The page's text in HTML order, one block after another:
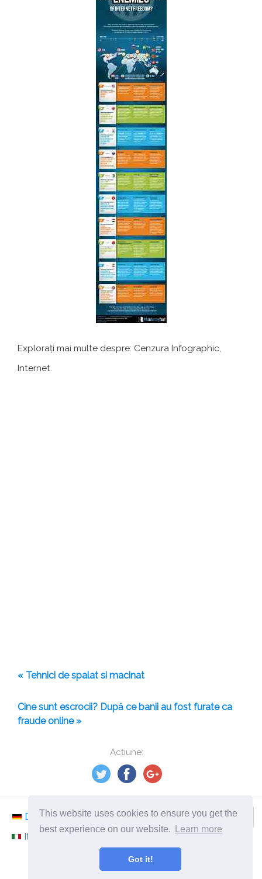
This website uses cookies to ensure you get the
best experience on our website.
Learn more
Got it!
Acțiune:
Explorați mai multe despre: Cenzura Infographic,
Internet.
« Tehnici de spalat si macinat
Cine sunt escrocii? După ce banii au fost furate ca
fraude online »
Deutsch Nederlands Svenska
Norsk
Italiano
Español Românesc
ro.ephesossoftware.com